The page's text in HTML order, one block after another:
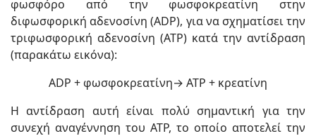
φωσφόρο από την φωσφοκρεατίνη στην
διφωσφορική αδενοσίνη (ADP), για να σχηματίσει την
τριφωσφορική αδενοσίνη (ATP) κατά την αντίδραση
(παρακάτω εικόνα):
ADP + φωσφοκρεατίνη→ ATP + κρεατίνη
Η αντίδραση αυτή είναι πολύ σημαντική για την
συνεχή αναγέννηση του ATP, το οποίο αποτελεί την